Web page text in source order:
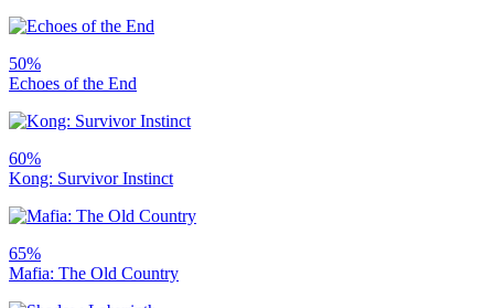
50%
Echoes of the End
60%
Kong: Survivor Instinct
65%
Mafia: The Old Country